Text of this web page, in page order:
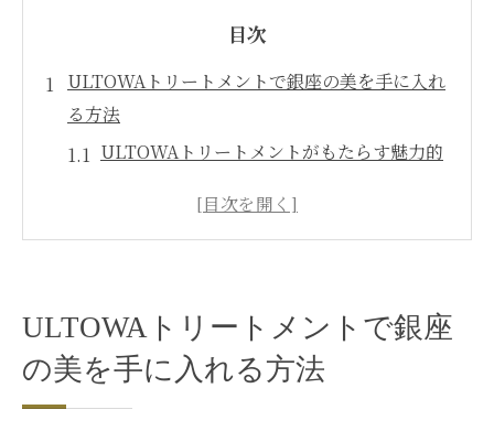
目次
ULTOWAトリートメントで銀座の美を手に入れ
る方法
ULTOWAトリートメントがもたらす魅力的
の施術プロセス
銀座で輝くヘアスタイルを実現する
ULTOWAトリートメントで銀座
の美を手に入れる方法